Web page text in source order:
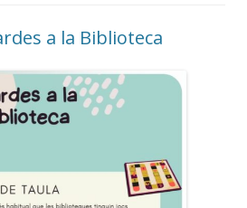
a la Biblioteca